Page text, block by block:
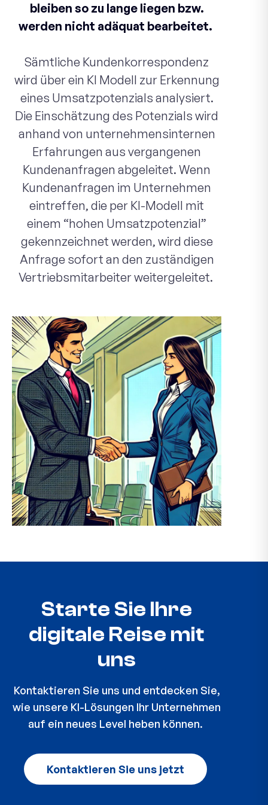
bleiben so zu lange liegen bzw.
werden nicht adäquat bearbeitet.
Sämtliche Kundenkorrespondenz
wird über ein KI Modell zur Erkennung
eines Umsatzpotenzials analysiert.
Die Einschätzung des Potenzials wird
anhand von unternehmensinternen
Erfahrungen aus vergangenen
Kundenanfragen abgeleitet. Wenn
Kundenanfragen im Unternehmen
eintreffen, die per KI-Modell mit
einem “hohen Umsatzpotenzial”
gekennzeichnet werden, wird diese
Anfrage sofort an den zuständigen
Vertriebsmitarbeiter weitergeleitet.
Starte Sie Ihre
digitale Reise mit
uns
Kontaktieren Sie uns und entdecken Sie,
wie unsere KI-Lösungen Ihr Unternehmen
auf ein neues Level heben können.
Kontaktieren Sie uns jetzt